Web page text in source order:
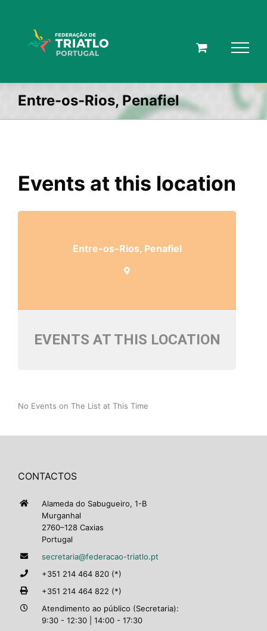
Entre-os-Rios, Penafiel
Events at this location
Entre-os-Rios, Penafiel
EVENTS AT THIS LOCATION
No Events on The List at This Time
CONTACTOS
Alameda do Sabugueiro, 1-B
Murganhal
2760–128 Caxias
Portugal
secretaria@federacao-triatlo.pt
+351 214 464 820 (*)
+351 214 464 822 (*)
Atendimento ao público (Secretaria):
9:30 - 12:30 | 14:00 - 17:30